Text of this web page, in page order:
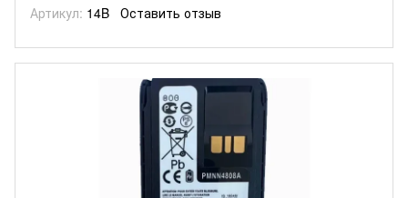
Артикул: 14B Оставить отзыв